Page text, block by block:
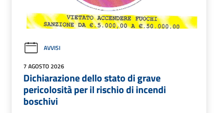
AVVISI
7 AGOSTO 2026
Dichiarazione dello stato di grave
pericolosità per il rischio di incendi
boschivi